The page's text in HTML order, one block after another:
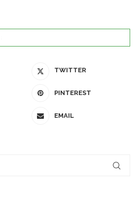
TWITTER
PINTEREST
EMAIL